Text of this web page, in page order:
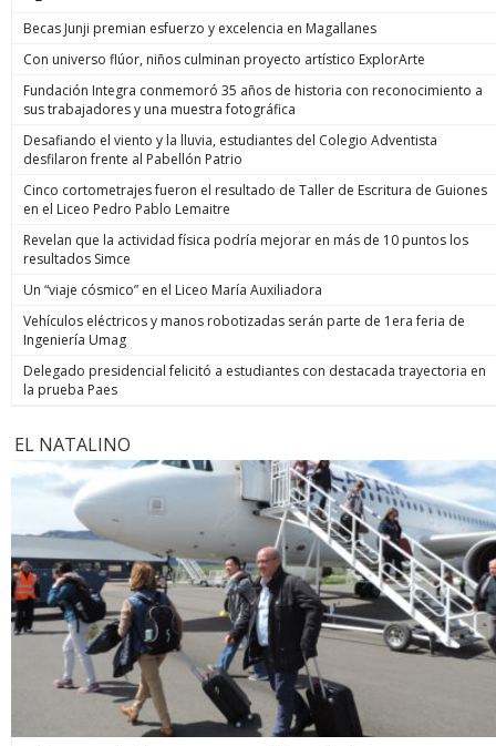
Becas Junji premian esfuerzo y excelencia en Magallanes
Con universo flúor, niños culminan proyecto artístico ExplorArte
Fundación Integra conmemoró 35 años de historia con reconocimiento a
sus trabajadores y una muestra fotográfica
Desafiando el viento y la lluvia, estudiantes del Colegio Adventista
desfilaron frente al Pabellón Patrio
Cinco cortometrajes fueron el resultado de Taller de Escritura de Guiones
en el Liceo Pedro Pablo Lemaitre
Revelan que la actividad física podría mejorar en más de 10 puntos los
resultados Simce
Un “viaje cósmico” en el Liceo María Auxiliadora
Vehículos eléctricos y manos robotizadas serán parte de 1era feria de
Ingeniería Umag
Delegado presidencial felicitó a estudiantes con destacada trayectoria en
la prueba Paes
EL NATALINO